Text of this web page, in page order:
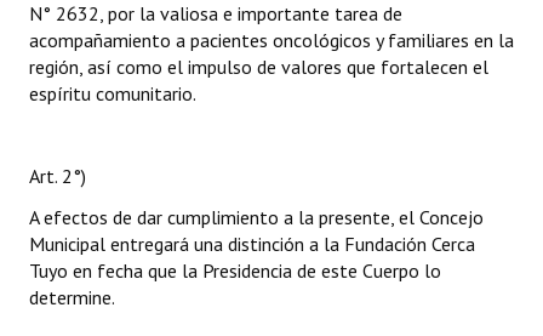
N° 2632, por la valiosa e importante tarea de
acompañamiento a pacientes oncológicos y familiares en la
región, así como el impulso de valores que fortalecen el
espíritu comunitario.
Art. 2°)
A efectos de dar cumplimiento a la presente, el Concejo
Municipal entregará una distinción a la Fundación Cerca
Tuyo en fecha que la Presidencia de este Cuerpo lo
determine.